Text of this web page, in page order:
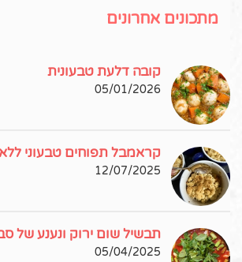
מתכונים אחרונים
קובה דלעת טבעונית
05/01/2026
קראמבל תפוחים טבעוני ללא
12/07/2025
תבשיל שום ירוק ונענע של
05/04/2025